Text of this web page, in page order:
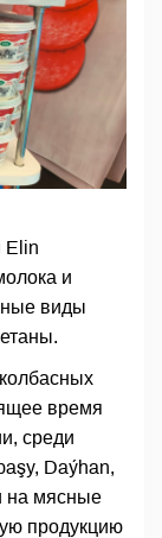
Elin
и
виды
время
среди
Daýhan,
на мясные
продукцию